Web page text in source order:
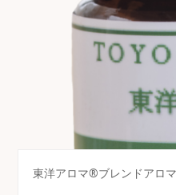
東洋アロマ®ブレンドア